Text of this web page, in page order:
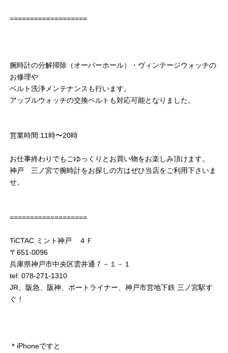
===================
腕時計の分解掃除（オーバーホール）・ヴィンテージウォッチの
お修理や
ベルト洗浄メンテナンスも行います。
アップルウォッチの交換ベルトも対応可能となりました。
営業時間:11時〜20時
お仕事終わりでもごゆっくりとお買い物をお楽しみ頂けます。
神戸 三ノ宮で腕時計をお探しの方はぜひ当店をご利用下さいま
せ。
===================
TiCTAC ミント神戸 ４Ｆ
〒651-0096
兵庫県神戸市中央区雲井通７－１－１
tel: 078-271-1310
JR、阪急、阪神、ポートライナー、神戸市営地下鉄 三ノ宮駅す
ぐ！
＊iPhoneですと